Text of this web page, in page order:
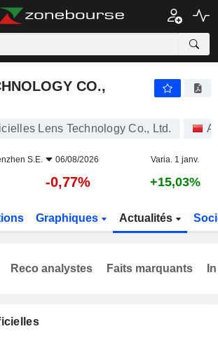
CO., LTD.
CO.,
Lens Technology Co., Ltd.
S.E. 06/08/2026 Varia. 1 janv.
-0,77% +15,03%
Graphiques Actualités
Reco analystes Faits marquants